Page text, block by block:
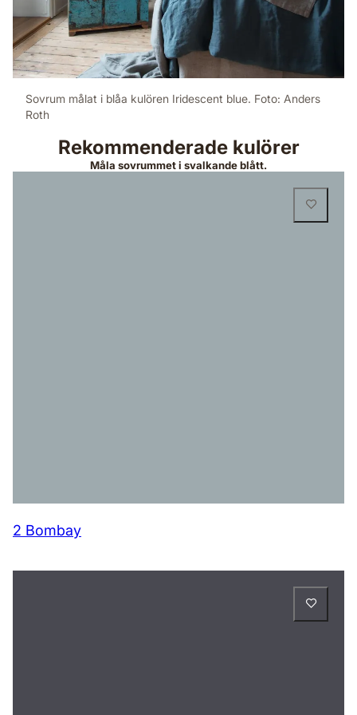
Sovrum målat i blåa kulören Iridescent blue. Foto: Anders
Roth
Rekommenderade kulörer
Måla sovrummet i svalkande blått.
2 Bombay